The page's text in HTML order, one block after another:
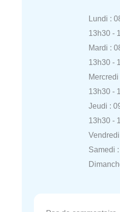
Lundi :
13h30 -
Mardi :
13h30 -
13h30 -
Jeudi :
13h30 -
Samedi